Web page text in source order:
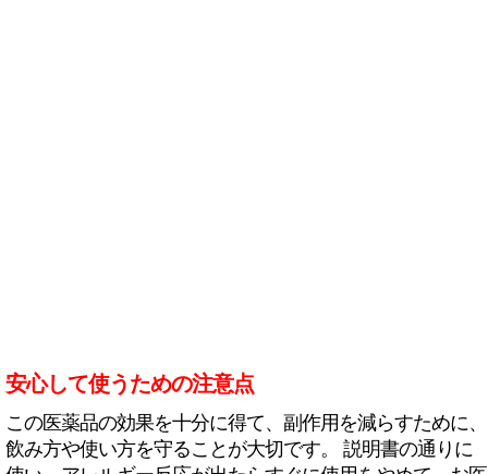
安心して使うための注意点
この医薬品の効果を十分に得て、副作用を減らすために、
飲み方や使い方を守ることが大切です。 説明書の通りに